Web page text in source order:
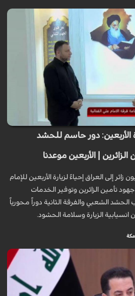
الأربعين: دور حاسم للحشد
| الأربعين موعدنا
إلى العراق إحياءً لزيارة الأربعين للإمام
تأمين الزائرين وتوفير الخدمات
الحشد الشعبي والفرقة الثانية دوراً محورياً
الزيارة وسلامة الحشود.